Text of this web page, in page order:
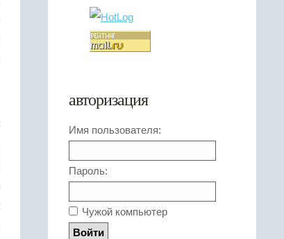
авторизация
Имя пользователя:
Пароль:
Чужой компьютер